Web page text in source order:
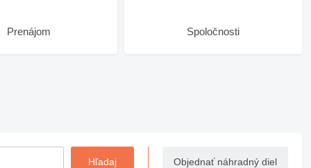
Prenájom Spoločnosti
Objednať náhradný diel